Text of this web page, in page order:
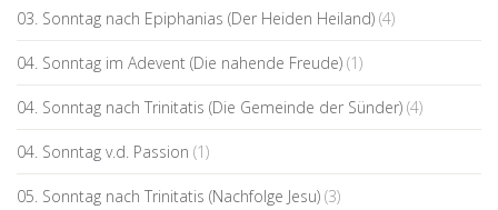
03. Sonntag nach Epiphanias (Der Heiden Heiland) (4)
04. Sonntag im Adevent (Die nahende Freude) (1)
04. Sonntag nach Trinitatis (Die Gemeinde der Sünder) (4)
04. Sonntag v.d. Passion (1)
05. Sonntag nach Trinitatis (Nachfolge Jesu) (3)